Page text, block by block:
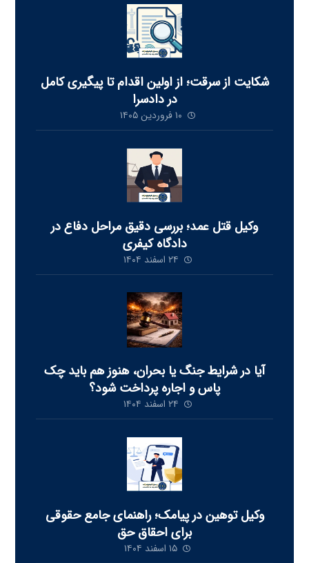
شکایت از سرقت؛ از اولین اقدام تا پیگیری کامل
در دادسرا
۱۰ فروردین ۱۴۰۵
وکیل قتل عمد؛ بررسی دقیق مراحل دفاع در
دادگاه کیفری
۲۴ اسفند ۱۴۰۴
آیا در شرایط جنگ یا بحران، هنوز هم باید چک
پاس و اجاره پرداخت شود‏؟
۲۴ اسفند ۱۴۰۴
وکیل توهین در پیامک؛ راهنمای جامع حقوقی
برای احقاق حق
۱۵ اسفند ۱۴۰۴